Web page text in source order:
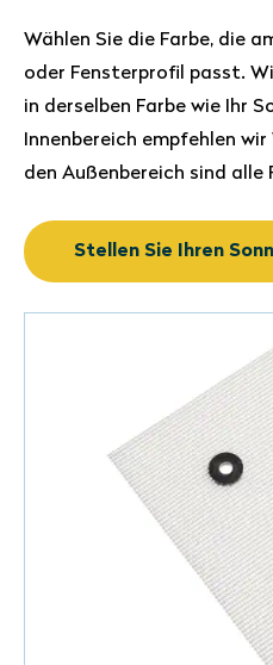
Wählen Sie die Farbe, die
oder Fensterprofil passt.
in derselben Farbe wie Ihr
Innenbereich empfehlen wir
den Außenbereich sind alle
Stellen Sie Ihren